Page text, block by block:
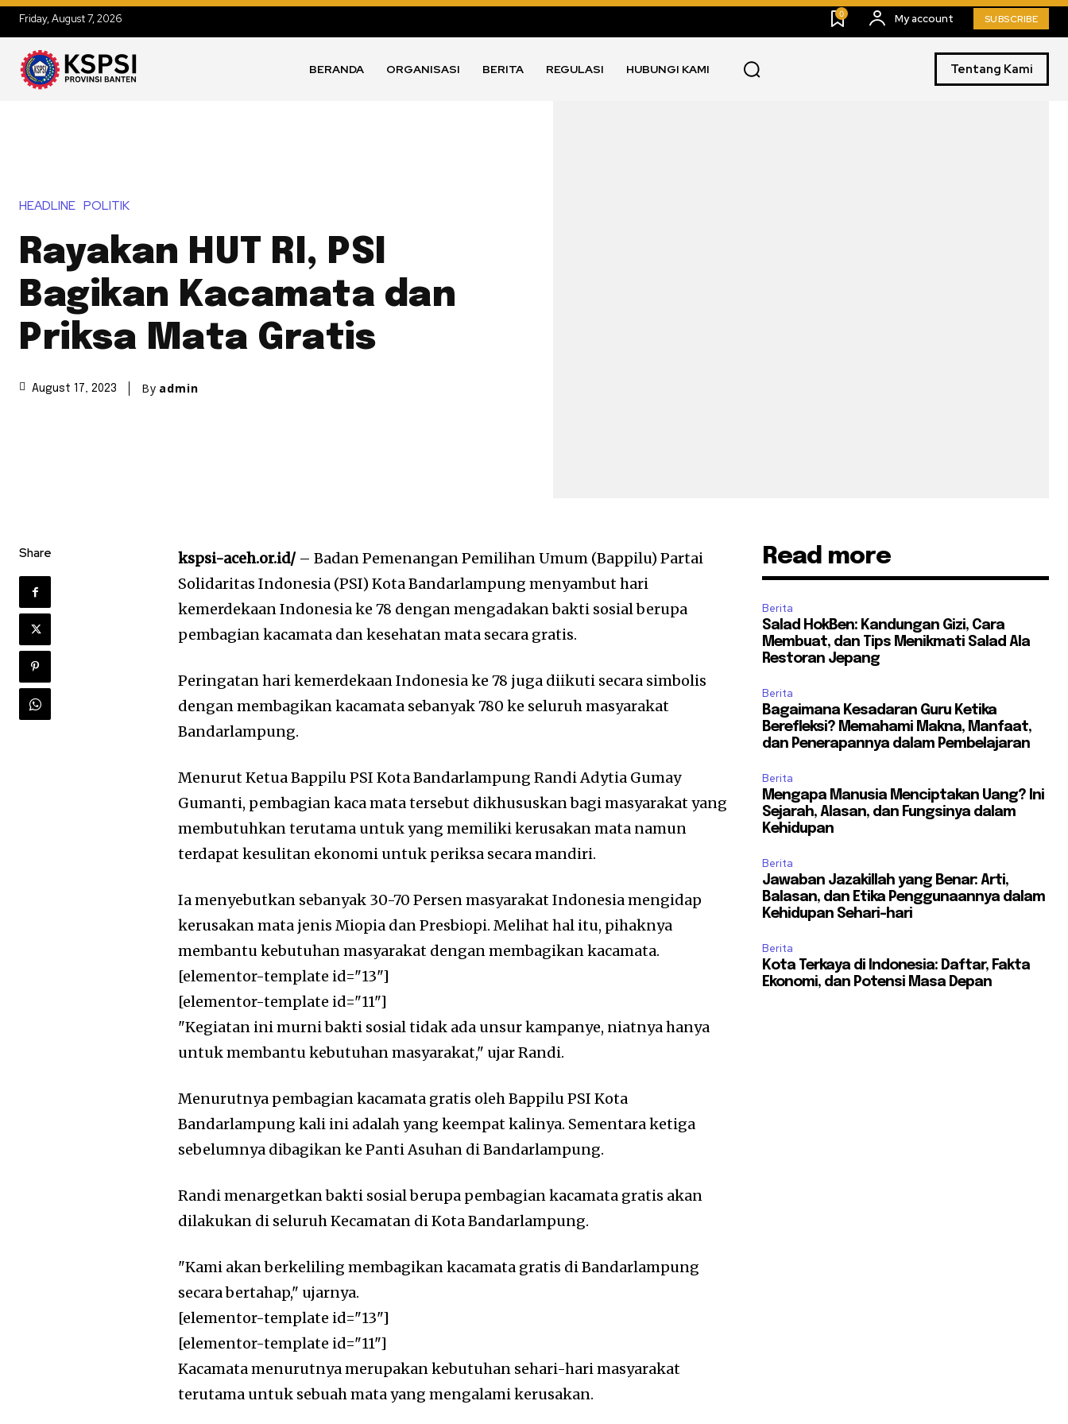
Friday, August 7, 2026 0 My account SUBSCRIBE
BERANDA ORGANISASI BERITA REGULASI HUBUNGI KAMI Tentang Kami
HEADLINE POLITIK
Rayakan HUT RI, PSI
Bagikan Kacamata dan
Priksa Mata Gratis
August 17, 2023 By admin
Share kspsi-aceh.or.id/– Badan Pemenangan Pemilihan Umum (Bappilu) Partai
Solidaritas Indonesia (PSI) Kota Bandarlampung menyambut hari
kemerdekaan Indonesia ke 78 dengan mengadakan bakti sosial berupa
pembagian kacamata dan kesehatan mata secara gratis.
Peringatan hari kemerdekaan Indonesia ke 78 juga diikuti secara simbolis
dengan membagikan kacamata sebanyak 780 ke seluruh masyarakat
Bandarlampung.
Menurut Ketua Bappilu PSI Kota Bandarlampung Randi Adytia Gumay
Gumanti, pembagian kaca mata tersebut dikhususkan bagi masyarakat yang
membutuhkan terutama untuk yang memiliki kerusakan mata namun
terdapat kesulitan ekonomi untuk periksa secara mandiri.
Ia menyebutkan sebanyak 30-70 Persen masyarakat Indonesia mengidap
kerusakan mata jenis Miopia dan Presbiopi. Melihat hal itu, pihaknya
membantu kebutuhan masyarakat dengan membagikan kacamata.
[elementor-template id="13"]
[elementor-template id="11"]
"Kegiatan ini murni bakti sosial tidak ada unsur kampanye, niatnya hanya
untuk membantu kebutuhan masyarakat," ujar Randi.
Menurutnya pembagian kacamata gratis oleh Bappilu PSI Kota
Bandarlampung kali ini adalah yang keempat kalinya. Sementara ketiga
sebelumnya dibagikan ke Panti Asuhan di Bandarlampung.
Randi menargetkan bakti sosial berupa pembagian kacamata gratis akan
dilakukan di seluruh Kecamatan di Kota Bandarlampung.
"Kami akan berkeliling membagikan kacamata gratis di Bandarlampung
secara bertahap," ujarnya.
[elementor-template id="13"]
[elementor-template id="11"]
Kacamata menurutnya merupakan kebutuhan sehari-hari masyarakat
terutama untuk sebuah mata yang mengalami kerusakan.
Read more
Berita
Salad HokBen: Kandungan Gizi, Cara
Membuat, dan Tips Menikmati Salad Ala
Restoran Jepang
Berita
Bagaimana Kesadaran Guru Ketika
Berefleksi? Memahami Makna, Manfaat,
dan Penerapannya dalam Pembelajaran
Berita
Mengapa Manusia Menciptakan Uang? Ini
Sejarah, Alasan, dan Fungsinya dalam
Kehidupan
Berita
Jawaban Jazakillah yang Benar: Arti,
Balasan, dan Etika Penggunaannya dalam
Kehidupan Sehari-hari
Berita
Kota Terkaya di Indonesia: Daftar, Fakta
Ekonomi, dan Potensi Masa Depan